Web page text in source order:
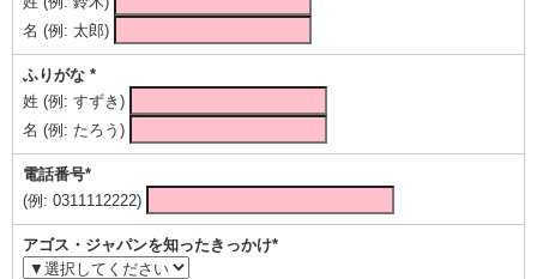
名 (例: 太郎)
ふりがな *
姓 (例: すずき)
名 (例: たろう)
電話番号*
(例: 0311112222)
アゴス・ジャパンを知ったきっかけ*